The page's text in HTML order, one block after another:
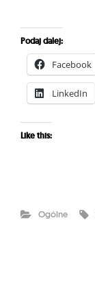
Podaj dalej:
Facebook
LinkedIn
Like this:
Ogólne